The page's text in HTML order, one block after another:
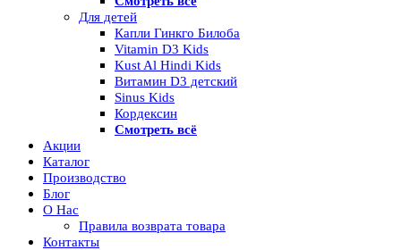
Для детей
Капли Гинкго Билоба
Vitamin D3 Kids
Kust Al Hindi Kids
Витамин D3 детский
Sinus Kids
Кордексин
Смотреть всё
Акции
Каталог
Производство
Блог
О Нас
Правила возврата товара
Контакты